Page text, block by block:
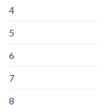
4
5
6
7
8